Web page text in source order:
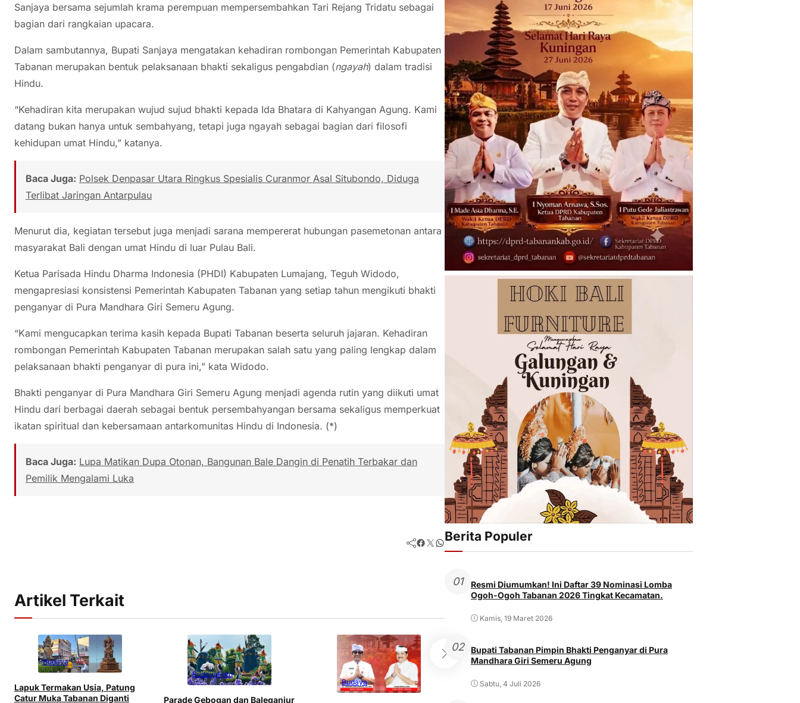
Sanjaya bersama sejumlah krama perempuan mempersembahkan Tari Rejang Tridatu sebagai
bagian dari rangkaian upacara.
Dalam sambutannya, Bupati Sanjaya mengatakan kehadiran rombongan Pemerintah Kabupaten
Tabanan merupakan bentuk pelaksanaan bhakti sekaligus pengabdian (ngayah) dalam tradisi
Hindu.
“Kehadiran kita merupakan wujud sujud bhakti kepada Ida Bhatara di Kahyangan Agung. Kami
datang bukan hanya untuk sembahyang, tetapi juga ngayah sebagai bagian dari filosofi
kehidupan umat Hindu,” katanya.
Baca Juga: Polsek Denpasar Utara Ringkus Spesialis Curanmor Asal Situbondo, Diduga
Terlibat Jaringan Antarpulau
Menurut dia, kegiatan tersebut juga menjadi sarana mempererat hubungan pasemetonan antara
masyarakat Bali dengan umat Hindu di luar Pulau Bali.
Ketua Parisada Hindu Dharma Indonesia (PHDI) Kabupaten Lumajang, Teguh Widodo,
mengapresiasi konsistensi Pemerintah Kabupaten Tabanan yang setiap tahun mengikuti bhakti
penganyar di Pura Mandhara Giri Semeru Agung.
“Kami mengucapkan terima kasih kepada Bupati Tabanan beserta seluruh jajaran. Kehadiran
rombongan Pemerintah Kabupaten Tabanan merupakan salah satu yang paling lengkap dalam
pelaksanaan bhakti penganyar di pura ini,” kata Widodo.
Bhakti penganyar di Pura Mandhara Giri Semeru Agung menjadi agenda rutin yang diikuti umat
Hindu dari berbagai daerah sebagai bentuk persembahyangan bersama sekaligus memperkuat
ikatan spiritual dan kebersamaan antarkomunitas Hindu di Indonesia. (*)
Baca Juga: Lupa Matikan Dupa Otonan, Bangunan Bale Dangin di Penatih Terbakar dan
Pemilik Mengalami Luka
Facebook Twitter WhatsApp
Artikel Terkait
Budaya
Lapuk Termakan Usia, Patung
Catur Muka Tabanan Diganti
BudayaFoto
Parade Gebogan dan Baleganjur
Budaya Budaya
Berita Populer
01
Resmi Diumumkan! Ini Daftar 39 Nominasi Lomba
Ogoh-Ogoh Tabanan 2026 Tingkat Kecamatan.
Kamis, 19 Maret 2026
02
Bupati Tabanan Pimpin Bhakti Penganyar di Pura
Mandhara Giri Semeru Agung
Sabtu, 4 Juli 2026